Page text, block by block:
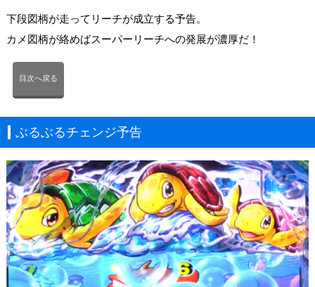
下段図柄が走ってリーチが成立する予告。
カメ図柄が絡めばスーパーリーチへの発展が濃厚だ！
目次へ戻る
ぶるぶるチェンジ予告